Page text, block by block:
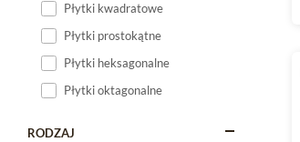
Płytki kwadratowe
Płytki prostokątne
Płytki heksagonalne
Płytki oktagonalne
RODZAJ